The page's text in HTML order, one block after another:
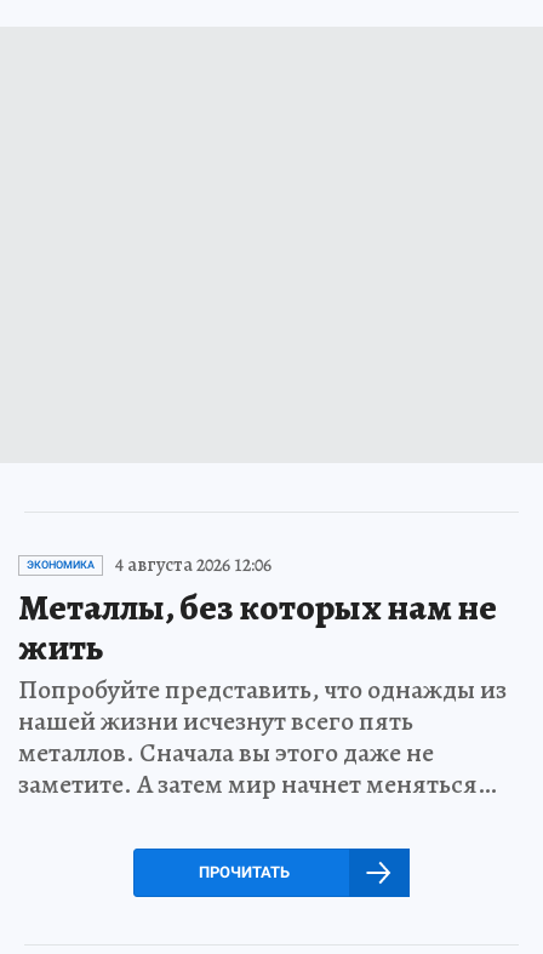
ЭКОНОМИКА 4 августа 2026 12:06
Металлы, без которых нам не
жить
Попробуйте представить, что однажды из
нашей жизни исчезнут всего пять
металлов. Сначала вы этого даже не
заметите. А затем мир начнет меняться…
ПРОЧИТАТЬ